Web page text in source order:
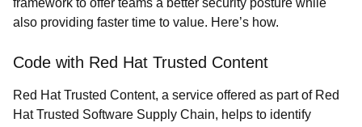
framework to offer teams a better security posture while
also providing faster time to value. Here’s how.
Code with Red Hat Trusted Content
Red Hat Trusted Content, a service offered as part of Red
Hat Trusted Software Supply Chain, helps to identify